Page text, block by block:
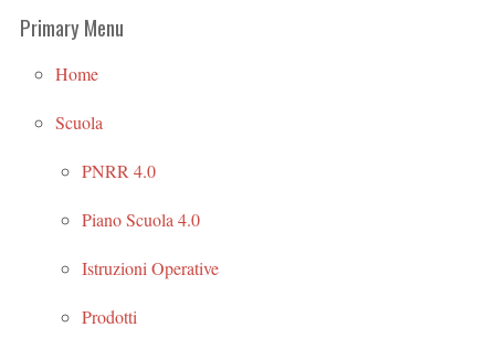
Primary Menu
Home
Scuola
PNRR 4.0
Piano Scuola 4.0
Istruzioni Operative
Prodotti